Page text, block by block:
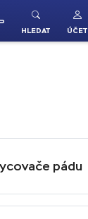
HLEDAT ÚČET
pádu